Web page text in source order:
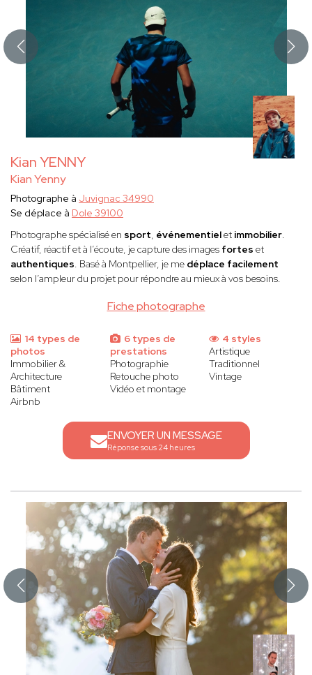
Kian YENNY
Kian Yenny
Fiche photographe
Photographe à Juvignac 34990
Se déplace à Dole 39100
Photographe spécialisé en sport, événementielet immobilier.
Créatif, réactif et à l’écoute, je capture des images fortes et
authentiques. Basé à Montpellier, je me déplace facilement
selon l’ampleur du projet pour répondre au mieux à vos besoins.
14 types de
photos
Immobilier &
Architecture
Bâtiment
Airbnb
6 types de
prestations
Photographie
Retouche photo
Vidéo et montage
4 styles
Artistique
Traditionnel
Vintage
ENVOYER UN MESSAGE
Réponse sous 24 heures